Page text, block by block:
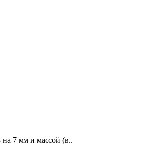
7 мм и массой (в..